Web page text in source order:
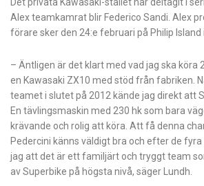
Det privata Kawasaki-stallet har deltagit i
Alex teamkamrat blir Federico Sandi. Alex
förare sker den 24:e februari på Philip Island
– Äntligen är det klart med vad jag ska köra
en Kawasaki ZX10 med stöd från fabriken.
teamet i slutet på 2012 kände jag direkt att
En tävlingsmaskin med 230 hk som bara
krävande och rolig att köra. Att få denna
Pedercini känns väldigt bra och efter de
jag att det är ett familjärt och tryggt team
av Superbike på högsta nivå, säger Lundh.